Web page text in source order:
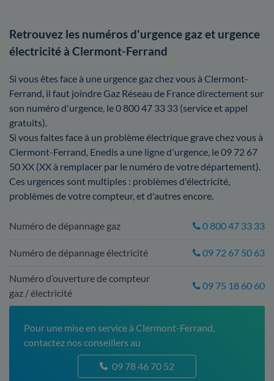
Retrouvez les numéros d'urgence gaz et urgence
électricité à Clermont-Ferrand
Si vous êtes face à une urgence gaz chez vous à Clermont-
Ferrand, il faut joindre Gaz Réseau de France directement sur
son numéro d'urgence, le 0 800 47 33 33 (service et appel
gratuits).
Si vous faites face à un problème électrique grave chez vous à
Clermont-Ferrand, Enedis a une ligne d'urgence, le 09 72 67
50 XX (XX à remplacer par le numéro de votre département).
Ces urgences sont multiples : problèmes d'électricité,
problèmes de votre compteur, et d'autres encore.
Numéro de dépannage gaz 0 800 47 33 33
Numéro de dépannage électricité 09 72 67 50 63
Numéro d’ouverture de compteur
gaz / électricité
09 75 18 60 60
Pour une mise en service à Clermont-Ferrand,
contactez nos conseillers au
09 78 46 70 52